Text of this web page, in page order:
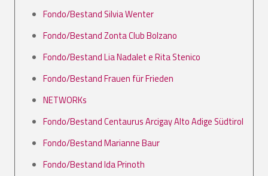
Fondo/Bestand Silvia Wenter
Fondo/Bestand Zonta Club Bolzano
Fondo/Bestand Lia Nadalet e Rita Stenico
Fondo/Bestand Frauen für Frieden
NETWORKs
Fondo/Bestand Centaurus Arcigay Alto Adige Südtirol
Fondo/Bestand Marianne Baur
Fondo/Bestand Ida Prinoth